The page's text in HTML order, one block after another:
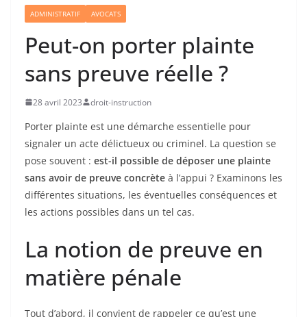
ADMINISTRATIF AVOCATS
Peut-on porter plainte
sans preuve réelle ?
28 avril 2023 droit-instruction
Porter plainte est une démarche essentielle pour
signaler un acte délictueux ou criminel. La question se
pose souvent : est-il possible de déposer une plainte
sans avoir de preuve concrète à l’appui ? Examinons les
différentes situations, les éventuelles conséquences et
les actions possibles dans un tel cas.
La notion de preuve en
matière pénale
Tout d’abord, il convient de rappeler ce qu’est une